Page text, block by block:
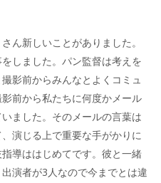
ん新しいことがありました。
しました。パン監督は考えを
影前からみんなとよくコミュ
前から私たちに何度かメール
ました。そのメールの言葉は
演じる上で重要な手がかりに
導ははじめてです。彼と一緒
演者が3人なので今までとは違